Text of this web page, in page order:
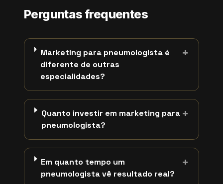
Perguntas frequentes
Marketing para pneumologista é
diferente de outras
especialidades?
+
Quanto investir em marketing para
pneumologista?
+
Em quanto tempo um
pneumologista vê resultado real?
+